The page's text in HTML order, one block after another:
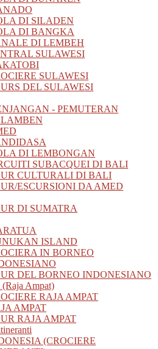
DI SILADEN
DI BANGKA
DI LEMBEH
SULAWESI
SULAWESI
DEL SULAWESI
- PEMUTERAN
DI LEMBONGAN
SUBACQUEI DI BALI
CULTURALI DI BALI
ESCURSIONI DA AMED
DI SUMATRA
ISLAND
IN BORNEO
DEL BORNEO INDONESIANO
(Raja Ampat)
RAJA AMPAT
AMPAT
RAJA AMPAT
(CROCIERE